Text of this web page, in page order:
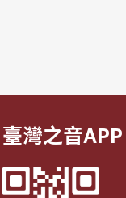
臺灣之音APP